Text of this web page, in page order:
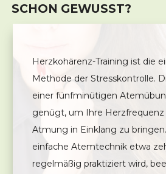
SCHON GEWUSST?
Herzkohärenz-Training ist die
Methode der Stresskontrolle.
einer fünfminütigen
genügt, um Ihre
Atmung in Einklang zu
einfache Atemtechnik etwa
regelmäßig praktiziert wird,